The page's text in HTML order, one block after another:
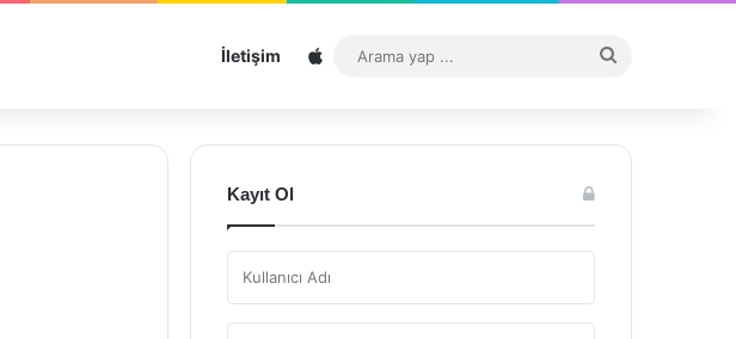
İletişim Sitemap
...
Kayıt Ol